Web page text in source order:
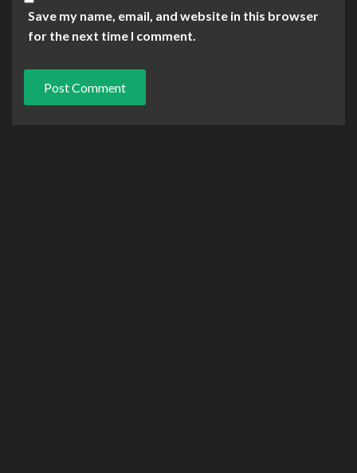
Save my name, email, and website in this browser
for the next time I comment.